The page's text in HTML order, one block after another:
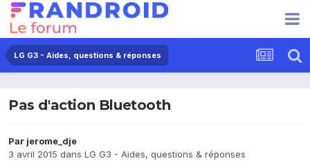
LG G3 - Aides, questions & réponses
Pas d'action Bluetooth
Par jerome_dje
3 avril 2015 dans LG G3 - Aides, questions & réponses